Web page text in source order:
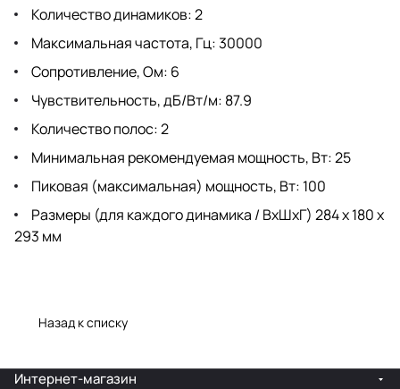
Количество динамиков: 2
Максимальная частота, Гц: 30000
Сопротивление, Ом: 6
Чувствительность, дБ/Вт/м: 87.9
Количество полос: 2
Минимальная рекомендуемая мощность, Вт: 25
Пиковая (максимальная) мощность, Вт: 100
Размеры (для каждого динамика / ВxШxГ) 284 x 180 x
293 мм
Назад к списку
Интернет-магазин